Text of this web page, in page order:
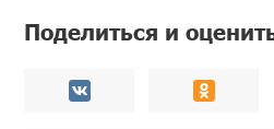
Поделиться и